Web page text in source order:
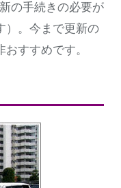
の手続きの必要が
）。今まで更新の
すすめです。